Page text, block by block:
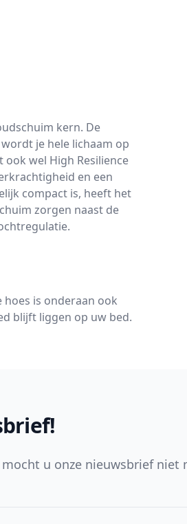
kern. De
je hele lichaam op
wel High Resilience
en een
compact is, heeft het
zorgen naast de
hoes is onderaan ook
blijft liggen op uw bed.
u onze nieuwsbrief niet